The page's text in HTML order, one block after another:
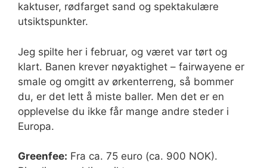
kaktuser, rødfarget sand og spektakulære
utsiktspunkter.
Jeg spilte her i februar, og været var tørt og
klart. Banen krever nøyaktighet – fairwayene er
smale og omgitt av ørkenterreng, så bommer
du, er det lett å miste baller. Men det er en
opplevelse du ikke får mange andre steder i
Europa.
Greenfee: Fra ca. 75 euro (ca. 900 NOK).